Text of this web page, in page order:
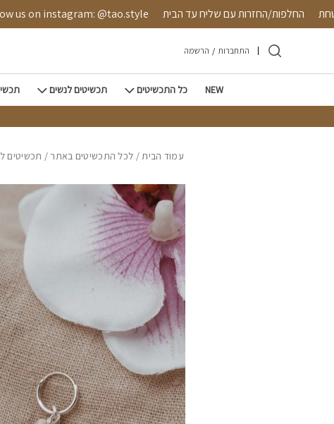
Skip to Content
מאובטחת החלפות/החזרות עם שליח עד הבית instagram: @tao.style
התחברות / הרשמה
NEW כל התכשיטים תכשיטים לנשים
עמוד הבית/ לכל התכשיטים באתר / תכשיטים
בחזרה למעלה